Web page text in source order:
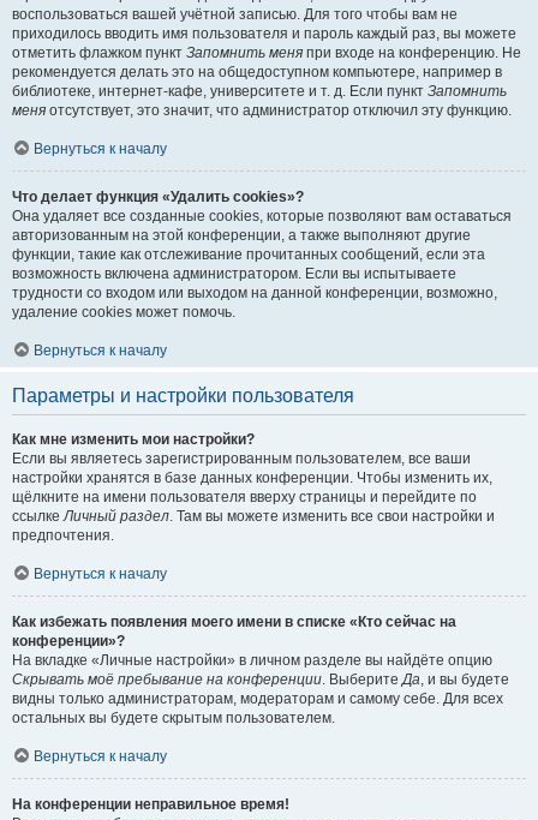
воспользоваться вашей учётной записью. Для того чтобы вам не
приходилось вводить имя пользователя и пароль каждый раз, вы можете
отметить флажком пункт Запомнить меня при входе на конференцию. Не
рекомендуется делать это на общедоступном компьютере, например в
библиотеке, интернет-кафе, университете и т. д. Если пункт Запомнить
меня отсутствует, это значит, что администратор отключил эту функцию.
Вернуться к началу
Что делает функция «Удалить cookies»?
Она удаляет все созданные cookies, которые позволяют вам оставаться
авторизованным на этой конференции, а также выполняют другие
функции, такие как отслеживание прочитанных сообщений, если эта
возможность включена администратором. Если вы испытываете
трудности со входом или выходом на данной конференции, возможно,
удаление cookies может помочь.
Вернуться к началу
Параметры и настройки пользователя
Как мне изменить мои настройки?
Если вы являетесь зарегистрированным пользователем, все ваши
настройки хранятся в базе данных конференции. Чтобы изменить их,
щёлкните на имени пользователя вверху страницы и перейдите по
ссылкеЛичный раздел. Там вы можете изменить все свои настройки и
предпочтения.
Вернуться к началу
Как избежать появления моего имени в списке «Кто сейчас на
конференции»?
На вкладке «Личные настройки» в личном разделе вы найдёте опцию
Скрывать моё пребывание на конференции. ВыберитеДа, и вы будете
видны только администраторам, модераторам и самому себе. Для всех
остальных вы будете скрытым пользователем.
Вернуться к началу
На конференции неправильное время!